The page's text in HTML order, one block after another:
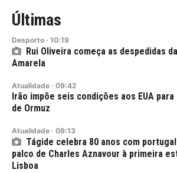
Últimas
Desporto · 10:19
Rui Oliveira começa as despedidas
Amarela
Atualidade · 09:42
Irão impõe seis condições aos EUA
de Ormuz
Atualidade · 09:13
Tágide celebra 80 anos com
palco de Charles Aznavour à primeira
Lisboa